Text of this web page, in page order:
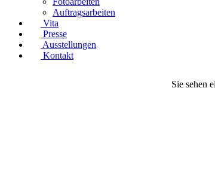
Auftragsarbeiten
Vita
Presse
Ausstellungen
Kontakt
Sie sehen